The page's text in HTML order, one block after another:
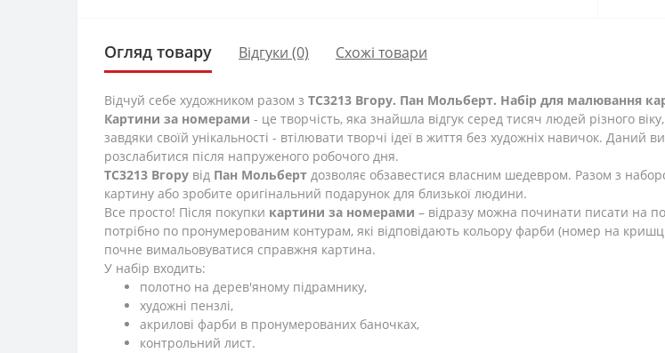
Огляд товару Відгуки (0) Схожі товари
Відчуй себе художником разом з TC3213 Вгору. Пан Мольберт. Набір для малювання
Картини за номерами - це творчість, яка знайшла відгук серед тисяч людей різного
завдяки своїй унікальності - втілювати творчі ідеї в життя без художніх навичок. Даний
розслабитися після напруженого робочого дня.
TC3213 Вгору від Пан Мольберт дозволяє обзавестися власним шедевром. Разом з
картину або зробите оригінальний подарунок для близької людини.
Все просто! Після покупки картини за номерами – відразу можна починати писати на
потрібно по пронумерованим контурам, які відповідають кольору фарби (номер на
почне вимальовуватися справжня картина.
У набір входить:
полотно на дерев'яному підрамнику,
художні пензлі,
акрилові фарби в пронумерованих баночках,
контрольний лист.